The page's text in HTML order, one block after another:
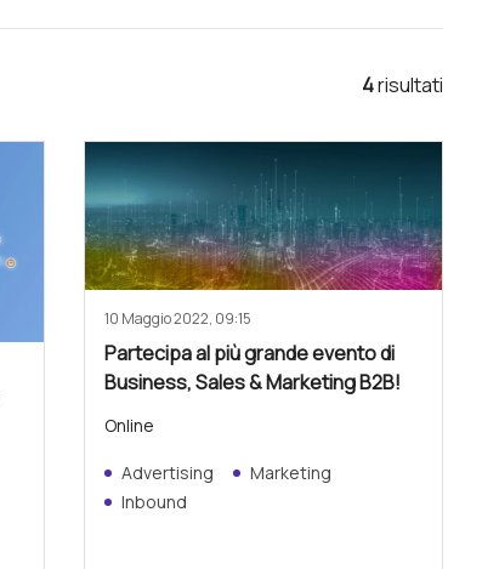
4risultati
10 Maggio 2022, 09:15
Partecipa al più grande evento di
Business, Sales & Marketing B2B!
Online
Advertising
Marketing
Inbound